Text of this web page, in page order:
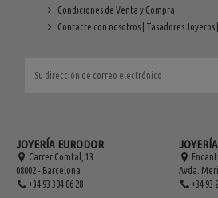
Condiciones de Venta y Compra
Contacte con nosotros | Tasadores
JOYERÍA EURODOR
Carrer Comtal, 13
08002 - Barcelona
+34 93 304 06 28
Avda.
+34 93